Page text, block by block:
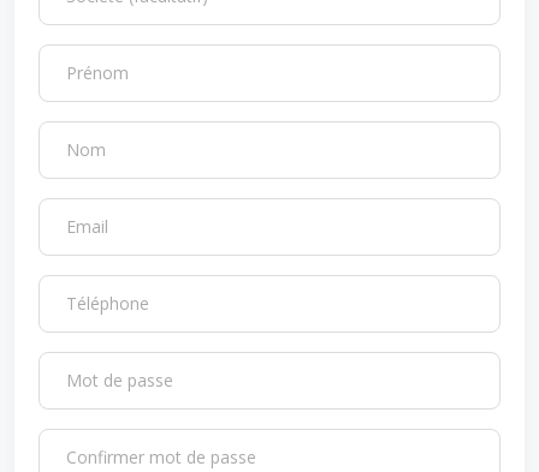
Prénom
Nom
Email
Téléphone
Mot de passe
Confirmer mot de passe